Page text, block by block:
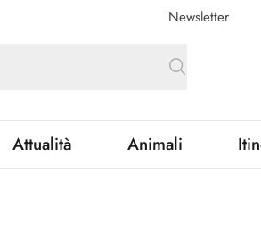
Newsletter
Attualità Animali